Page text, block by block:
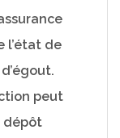
l’état de
peut
dépôt